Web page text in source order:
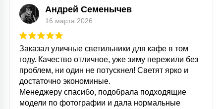
Андрей Семенычев
16 марта 2026
Заказал уличные светильники для кафе в том
году. Качество отличное, уже зиму пережили без
проблем, ни один не потускнел! Светят ярко и
достаточно экономиные.
Менеджеру спасибо, подобрала подходящие
модели по фотографии и дала нормальные